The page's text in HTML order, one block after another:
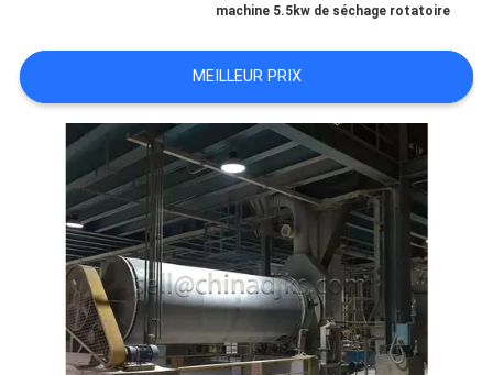
CAS
PLAN
POLITIQUE
machine 5.5kw de séchage rotatoire
MEILLEUR PRIX